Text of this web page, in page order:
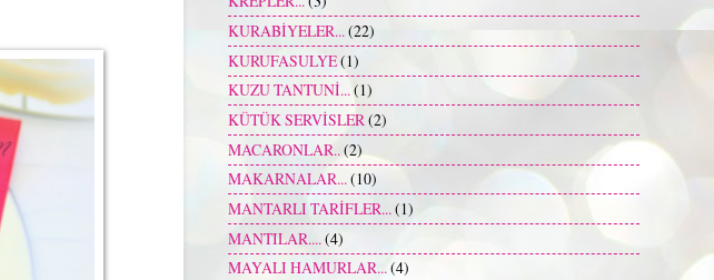
KURABİYELER...(22)
KURUFASULYE(1)
KUZU TANTUNİ...(1)
KÜTÜK SERVİSLER(2)
MACARONLAR.. (2)
MAKARNALAR...(10)
MANTARLI TARİFLER...(1)
MANTILAR.... (4)
MAYALI HAMURLAR...(4)